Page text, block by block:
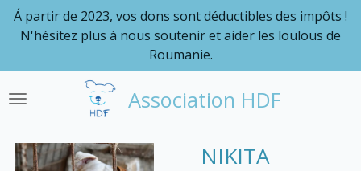
Passer
principal
Association HDF
Á partir de 2023, vos dons sont déductibles des impôts !
N'hésitez plus à nous soutenir et aider les loulous de
Roumanie.
NIKITA